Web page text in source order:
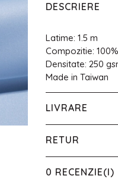
DESCRIERE
Latime: 1.5 m
Compozitie:
Densitate: 250
Made in Taiwan
LIVRARE
RETUR
0 RECENZIE(I)